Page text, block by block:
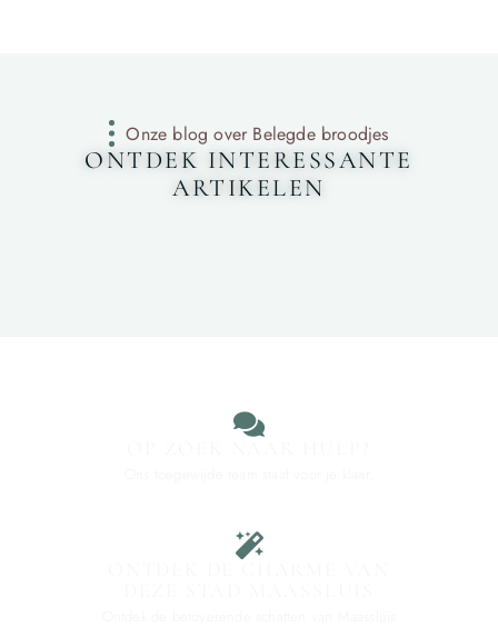
Onze blog over Belegde broodjes
ONTDEK INTERESSANTE
ARTIKELEN